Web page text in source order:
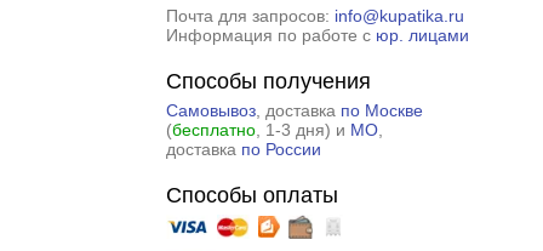
Почта для запросов: info@kupatika.ru
Информация по работе с юр. лицами
Способы получения
Самовывоз, доставка по Москве
(бесплатно, 1-3 дня) и МО,
доставка по России
Способы оплаты